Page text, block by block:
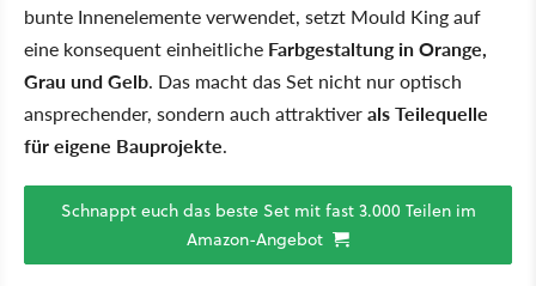
bunte Innenelemente verwendet, setzt Mould King auf
eine konsequent einheitliche Farbgestaltung in Orange,
Grau und Gelb. Das macht das Set nicht nur optisch
ansprechender, sondern auch attraktiverals Teilequelle
für eigene Bauprojekte.
Schnappt euch das beste Set mit fast 3.000 Teilen im
Amazon-Angebot